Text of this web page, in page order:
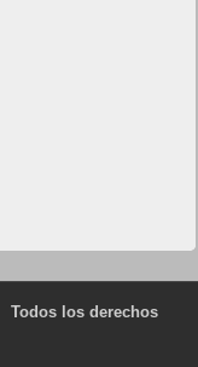
Todos los derechos